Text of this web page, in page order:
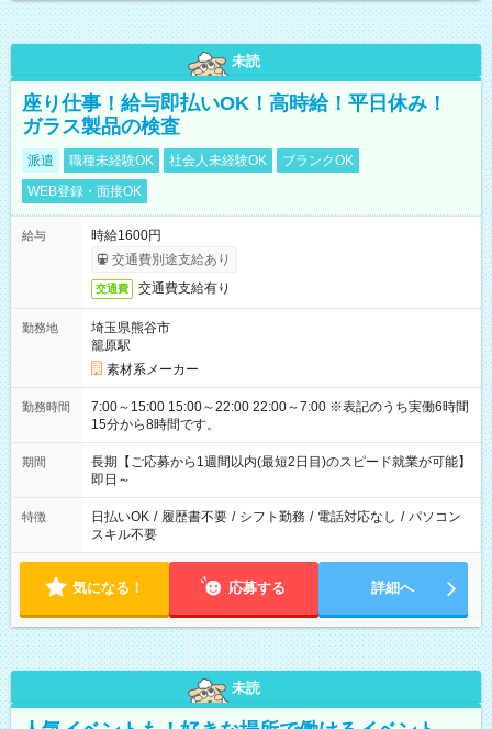
未読
座り仕事！給与即払いOK！高時給！平日休み！
ガラス製品の検査
派遣 職種未経験OK 社会人未経験OK
ブランクOK
WEB登録・面接OK
給与
時給1600円
交通費別途支給あり
交通費 交通費支給有り
勤務地
埼玉県熊谷市
籠原駅
素材系メーカー
勤務時間
7:00～15:00 15:00～22:00 22:00～7:00 ※表記のうち実働6時間
15分から8時間です。
期間
長期【ご応募から1週間以内(最短2日目)のスピード就業が可能】
即日～
特徴 日払いOK / 履歴書不要 / シフト勤務 / 電話対応なし / パソコン
スキル不要
気になる！ 応募する 詳細へ
未読